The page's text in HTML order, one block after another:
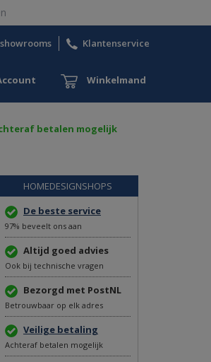
showrooms Klantenservice
Winkelmand
betalen mogelijk
HOMEDESIGNSHOPS
De beste service
97% beveelt ons aan
Altijd goed advies
Ook bij technische vragen
Bezorgd met PostNL
Betrouwbaar op elk adres
Veilige betaling
Achteraf betalen mogelijk